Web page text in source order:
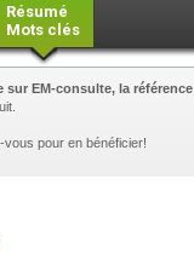
Résumé
Mots clés
sur EM-consulte, la
vous pour en bénéficier!